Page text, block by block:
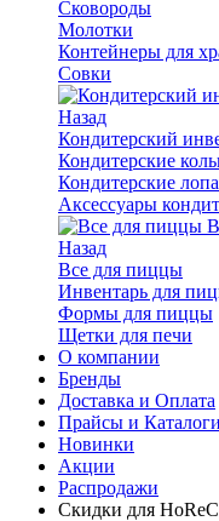
Сковороды
Молотки
Контейнеры для
Совки
Назад
Кондитерский
Кондитерские
Кондитерские
Аксессуары
Назад
Все для пиццы
Инвентарь для
Формы для пиццы
Щетки для печи
О компании
Бренды
Доставка и Оплата
Прайсы и Каталоги
Новинки
Акции
Распродажи
Скидки для